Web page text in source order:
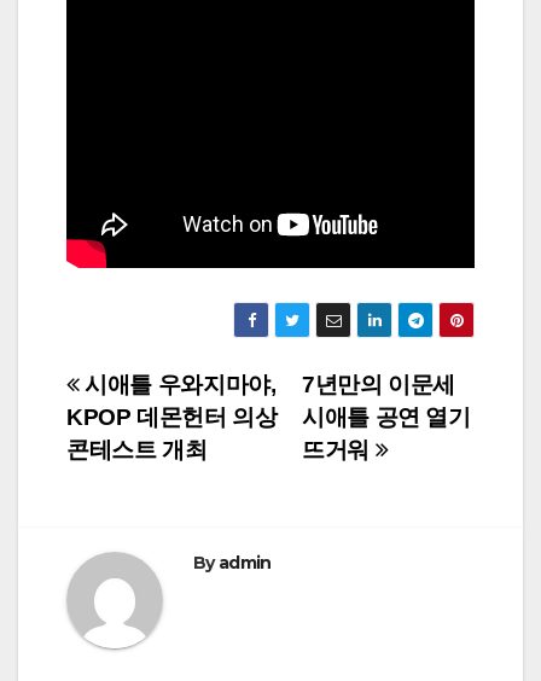
Post
navigation
7년만의 이문세
시애틀 공연 열기
뜨거워
시애틀 우와지마야,
KPOP 데몬헌터 의상
콘테스트 개최
Byadmin